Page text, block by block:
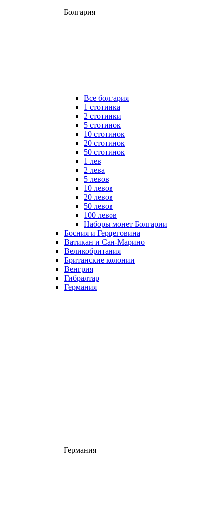
Болгария
Все болгария
1 стотинка
2 стотинки
5 стотинок
10 стотинок
20 стотинок
50 стотинок
1 лев
2 лева
5 левов
10 левов
20 левов
50 левов
100 левов
Наборы монет Болгарии
Босния и Герцеговина
Ватикан и Сан-Марино
Великобритания
Британские колонии
Венгрия
Гибралтар
Германия
Германия